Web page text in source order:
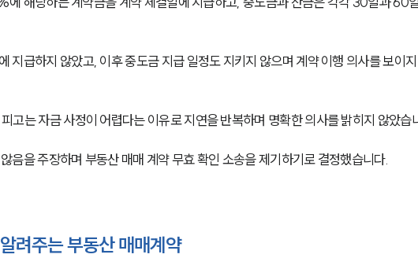
지급하지 않았고, 이후 중도금 지급 일정도 지키지 않으며 계약 이행 의사를 보이
고는 자금 사정이 어렵다는 이유로 지연을 반복하며 명확한 의사를 밝히지 않았습
음을 주장하며 부동산 매매 계약 무효 확인 소송을 제기하기로 결정했습니다.
려주는 부동산 매매계약